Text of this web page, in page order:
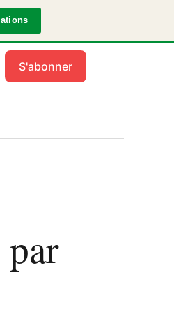
S'abonner